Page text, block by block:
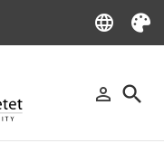
language
Language
Tema
person_outline
Logga in
search
Sök